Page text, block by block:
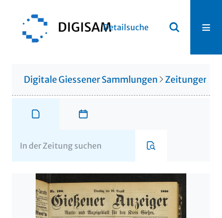
Detailsuche
Digitale Giessener Sammlungen Zeitungen